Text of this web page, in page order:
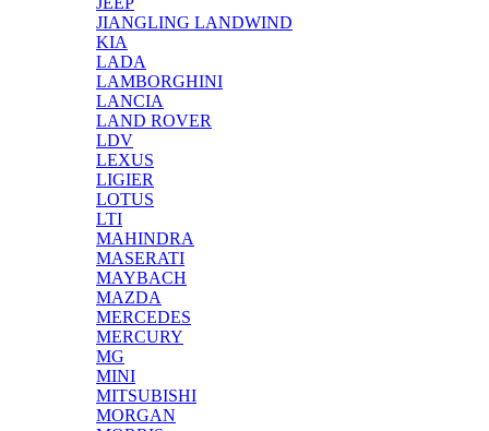
JIANGLING LANDWIND
KIA
LADA
LAMBORGHINI
LANCIA
LAND ROVER
LDV
LEXUS
LIGIER
LOTUS
LTI
MAHINDRA
MASERATI
MAYBACH
MAZDA
MERCEDES
MERCURY
MG
MINI
MITSUBISHI
MORGAN